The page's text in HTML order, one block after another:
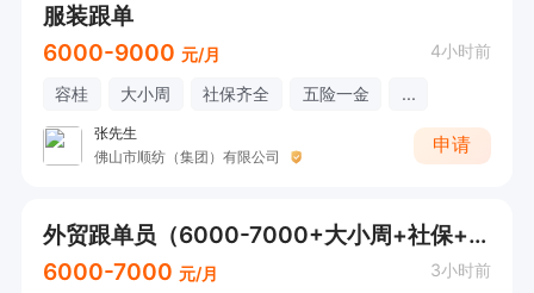
服装跟单
6000-9000 元/月 4小时前
容桂 大小周 社保齐全 五险一金 ...
张先生
佛山市顺纺（集团）有限公司
申请
外贸跟单员（6000-7000+大小周+社保+加班补贴+节日慰问+年终奖）
6000-7000 元/月 3小时前